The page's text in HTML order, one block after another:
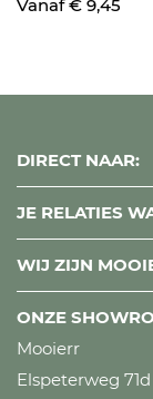
Vanaf € 9,45
DIRECT NAAR:
JE RELATIES
WIJ ZIJN
ONZE
Mooierr
Elspeterweg 71d